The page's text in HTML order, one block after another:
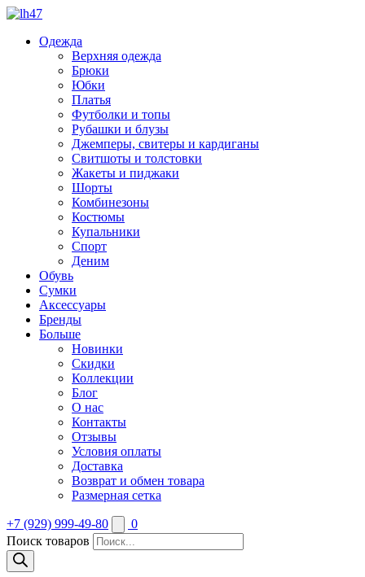
Одежда
Верхняя одежда
Брюки
Юбки
Платья
Футболки и топы
Рубашки и блузы
Джемперы, свитеры и кардиганы
Свитшоты и толстовки
Жакеты и пиджаки
Шорты
Комбинезоны
Костюмы
Купальники
Спорт
Деним
Обувь
Сумки
Аксессуары
Бренды
Больше
Новинки
Скидки
Коллекции
Блог
О нас
Контакты
Отзывы
Условия оплаты
Доставка
Возврат и обмен товара
Размерная сетка
+7 (929) 999-49-80
0
Поиск товаров